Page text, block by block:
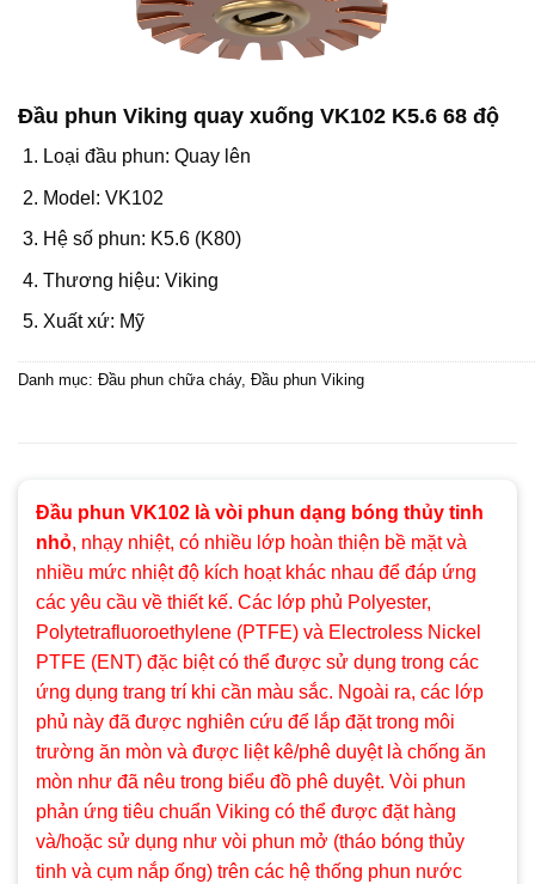
Đầu phun Viking quay xuống VK102 K5.6 68 độ
Loại đầu phun: Quay lên
Model: VK102
Hệ số phun: K5.6 (K80)
Thương hiệu: Viking
Xuất xứ: Mỹ
Danh mục: Đầu phun chữa cháy, Đầu phun Viking
Đầu phun VK102 là vòi phun dạng bóng thủy tinh
nhỏ, nhạy nhiệt, có nhiều lớp hoàn thiện bề mặt và
nhiều mức nhiệt độ kích hoạt khác nhau để đáp ứng
các yêu cầu về thiết kế. Các lớp phủ Polyester,
Polytetrafluoroethylene (PTFE) và Electroless Nickel
PTFE (ENT) đặc biệt có thể được sử dụng trong các
ứng dụng trang trí khi cần màu sắc. Ngoài ra, các lớp
phủ này đã được nghiên cứu để lắp đặt trong môi
trường ăn mòn và được liệt kê/phê duyệt là chống ăn
mòn như đã nêu trong biểu đồ phê duyệt. Vòi phun
phản ứng tiêu chuẩn Viking có thể được đặt hàng
và/hoặc sử dụng như vòi phun mở (tháo bóng thủy
tinh và cụm nắp ống) trên các hệ thống phun nước